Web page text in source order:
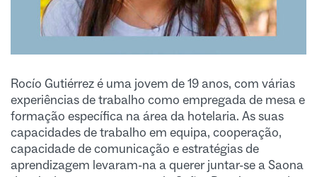
Rocío Gutiérrez é uma jovem de 19 anos, com várias
experiências de trabalho como empregada de mesa e
formação específica na área da hotelaria. As suas
capacidades de trabalho em equipa, cooperação,
capacidade de comunicação e estratégias de
aprendizagem levaram-na a querer juntar-se a Saona